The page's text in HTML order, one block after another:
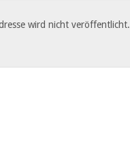
wird nicht veröffentlicht.